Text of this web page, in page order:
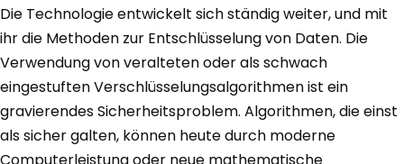
Die Technologie entwickelt sich ständig weiter, und mit
ihr die Methoden zur Entschlüsselung von Daten. Die
Verwendung von veralteten oder als schwach
eingestuften Verschlüsselungsalgorithmen ist ein
gravierendes Sicherheitsproblem. Algorithmen, die einst
als sicher galten, können heute durch moderne